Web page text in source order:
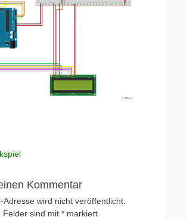
Kommentar
Adresse wird nicht veröffentlicht.
Felder sind mit * markiert